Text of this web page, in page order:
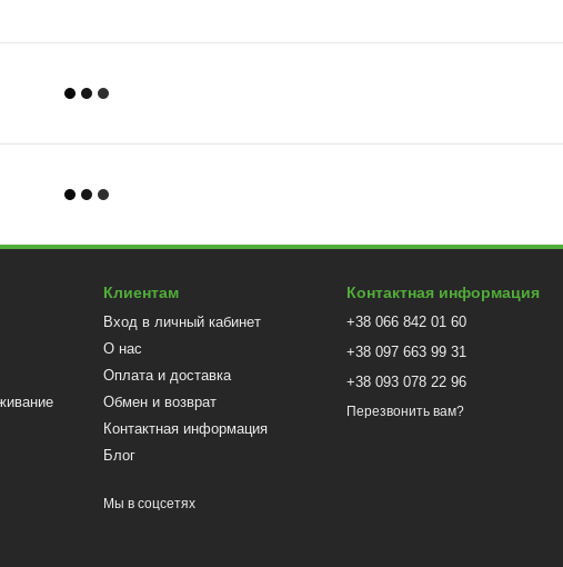
Клиентам
Вход в личный кабинет
О нас
Оплата и доставка
Обмен и возврат
Контактная информация
Блог
Мы в соцсетях
Контактная информация
+38 066 842 01 60
+38 097 663 99 31
+38 093 078 22 96
Перезвонить вам?